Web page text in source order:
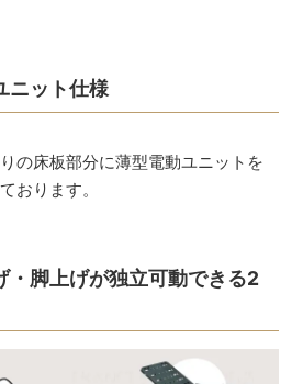
ニット仕様
の床板部分に薄型電動ユニットを
おります。
・脚上げが独立可動できる2